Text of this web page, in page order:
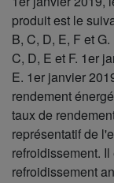
produit est le
B, C, D, E, F et
C, D, E et F. 1er
E. 1er janvier
rendement
taux de
représentatif de
refroidissement.
refroidissement